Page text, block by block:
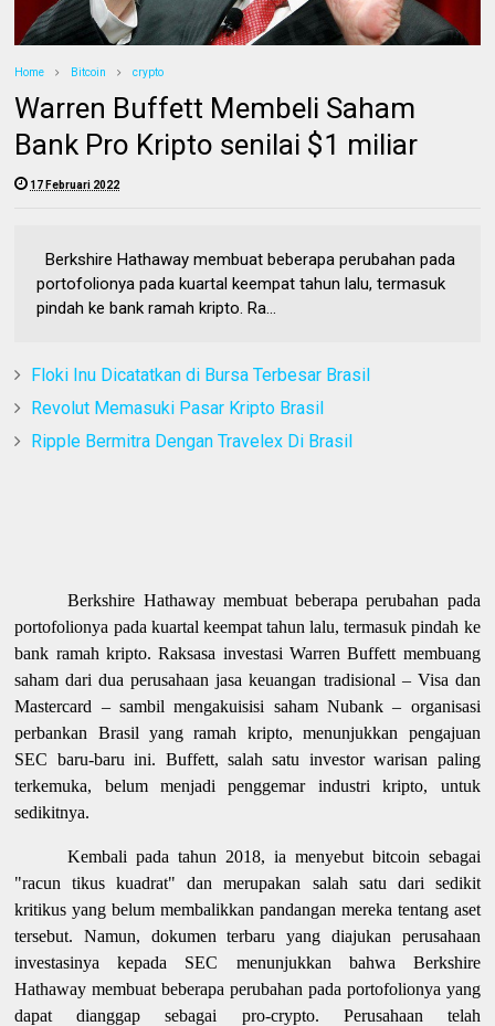
Home Bitcoin crypto
Warren Buffett Membeli Saham
Bank Pro Kripto senilai $1 miliar
17 Februari 2022
Berkshire Hathaway membuat beberapa perubahan pada
portofolionya pada kuartal keempat tahun lalu, termasuk
pindah ke bank ramah kripto. Ra...
Floki Inu Dicatatkan di Bursa Terbesar Brasil
Revolut Memasuki Pasar Kripto Brasil
Ripple Bermitra Dengan Travelex Di Brasil
Berkshire Hathaway membuat beberapa perubahan pada
portofolionya pada kuartal keempat tahun lalu, termasuk pindah ke
bank ramah kripto. Raksasa investasi Warren Buffett membuang
saham dari dua perusahaan jasa keuangan tradisional – Visa dan
Mastercard – sambil mengakuisisi saham Nubank – organisasi
perbankan Brasil yang ramah kripto, menunjukkan pengajuan
SEC baru-baru ini. Buffett, salah satu investor warisan paling
terkemuka, belum menjadi penggemar industri kripto, untuk
sedikitnya.
Kembali pada tahun 2018, ia menyebut bitcoin sebagai
"racun tikus kuadrat" dan merupakan salah satu dari sedikit
kritikus yang belum membalikkan pandangan mereka tentang aset
tersebut. Namun, dokumen terbaru yang diajukan perusahaan
investasinya kepada SEC menunjukkan bahwa Berkshire
Hathaway membuat beberapa perubahan pada portofolionya yang
dapat dianggap sebagai pro-crypto. Perusahaan telah